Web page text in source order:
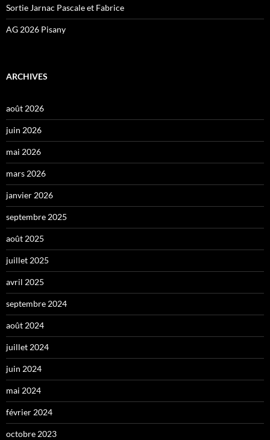
Sortie Jarnac Pascale et Fabrice
AG 2026 Pisany
ARCHIVES
août 2026
juin 2026
mai 2026
mars 2026
janvier 2026
septembre 2025
août 2025
juillet 2025
avril 2025
septembre 2024
août 2024
juillet 2024
juin 2024
mai 2024
février 2024
octobre 2023